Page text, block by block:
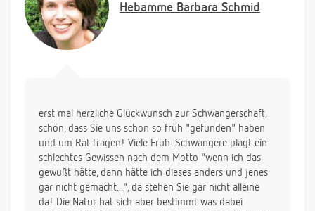
Hebamme Barbara Schmid
erst mal herzliche Glückwunsch zur Schwangerschaft,
schön, dass Sie uns schon so früh "gefunden" haben
und um Rat fragen! Viele Früh-Schwangere plagt ein
schlechtes Gewissen nach dem Motto "wenn ich das
gewußt hätte, dann hätte ich dieses anders und jenes
gar nicht gemacht...", da stehen Sie gar nicht alleine
da! Die Natur hat sich aber bestimmt was dabei